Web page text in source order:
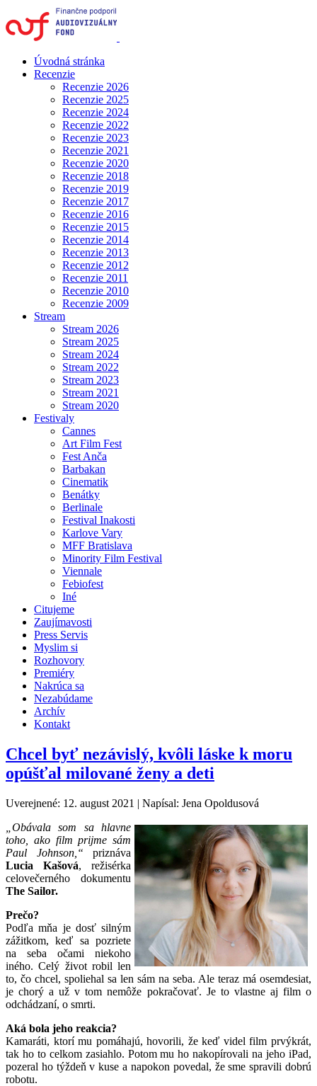
Úvodná stránka
Recenzie
Recenzie 2026
Recenzie 2025
Recenzie 2024
Recenzie 2022
Recenzie 2023
Recenzie 2021
Recenzie 2020
Recenzie 2018
Recenzie 2019
Recenzie 2017
Recenzie 2016
Recenzie 2015
Recenzie 2014
Recenzie 2013
Recenzie 2012
Recenzie 2011
Recenzie 2010
Recenzie 2009
Stream
Stream 2026
Stream 2025
Stream 2024
Stream 2022
Stream 2023
Stream 2021
Stream 2020
Festivaly
Cannes
Art Film Fest
Fest Anča
Barbakan
Cinematik
Benátky
Berlinale
Festival Inakosti
Karlove Vary
MFF Bratislava
Minority Film Festival
Viennale
Febiofest
Iné
Citujeme
Zaujímavosti
Press Servis
Myslim si
Rozhovory
Premiéry
Nakrúca sa
Nezabúdame
Archív
Kontakt
Chcel byť nezávislý, kvôli láske k moru
opúšťal milované ženy a deti
Uverejnené: 12. august 2021 | Napísal: Jena Opoldusová
„Obávala som sa hlavne
toho, ako film prijme sám
Paul Johnson,“ priznáva
Lucia Kašová, režisérka
celovečerného dokumentu
The Sailor.
Prečo?
Podľa mňa je dosť silným
zážitkom, keď sa pozriete
na seba očami niekoho
iného. Celý život robil len
to, čo chcel, spoliehal sa len sám na seba. Ale teraz má osemdesiat,
je chorý a už v tom nemôže pokračovať. Je to vlastne aj film o
odchádzaní, o smrti.
Aká bola jeho reakcia?
Kamaráti, ktorí mu pomáhajú, hovorili, že keď videl film prvýkrát,
tak ho to celkom zasiahlo. Potom mu ho nakopírovali na jeho iPad,
pozeral ho týždeň v kuse a napokon povedal, že sme spravili dobrú
robotu.